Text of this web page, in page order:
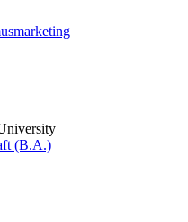
(B.A.)